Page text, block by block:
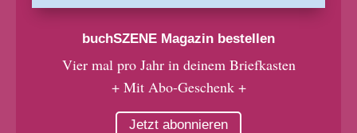
buchSZENE Magazin bestellen
Vier mal pro Jahr in deinem Briefkasten
+ Mit Abo-Geschenk +
Jetzt abonnieren